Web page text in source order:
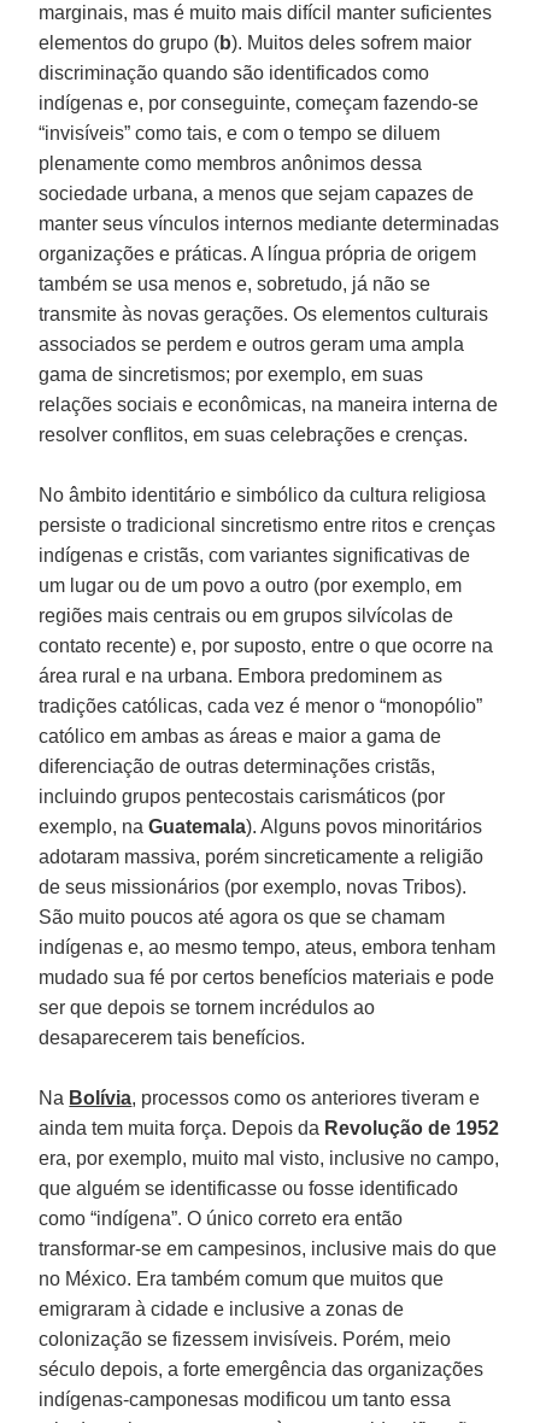
marginais, mas é muito mais difícil manter suficientes
elementos do grupo (b). Muitos deles sofrem maior
discriminação quando são identificados como
indígenas e, por conseguinte, começam fazendo-se
“invisíveis” como tais, e com o tempo se diluem
plenamente como membros anônimos dessa
sociedade urbana, a menos que sejam capazes de
manter seus vínculos internos mediante determinadas
organizações e práticas. A língua própria de origem
também se usa menos e, sobretudo, já não se
transmite às novas gerações. Os elementos culturais
associados se perdem e outros geram uma ampla
gama de sincretismos; por exemplo, em suas
relações sociais e econômicas, na maneira interna de
resolver conflitos, em suas celebrações e crenças.
No âmbito identitário e simbólico da cultura religiosa
persiste o tradicional sincretismo entre ritos e crenças
indígenas e cristãs, com variantes significativas de
um lugar ou de um povo a outro (por exemplo, em
regiões mais centrais ou em grupos silvícolas de
contato recente) e, por suposto, entre o que ocorre na
área rural e na urbana. Embora predominem as
tradições católicas, cada vez é menor o “monopólio”
católico em ambas as áreas e maior a gama de
diferenciação de outras determinações cristãs,
incluindo grupos pentecostais carismáticos (por
exemplo, naGuatemala). Alguns povos minoritários
adotaram massiva, porém sincreticamente a religião
de seus missionários (por exemplo, novas Tribos).
São muito poucos até agora os que se chamam
indígenas e, ao mesmo tempo, ateus, embora tenham
mudado sua fé por certos benefícios materiais e pode
ser que depois se tornem incrédulos ao
desaparecerem tais benefícios.
Na Bolívia, processos como os anteriores tiveram e
ainda tem muita força. Depois da Revolução de 1952
era, por exemplo, muito mal visto, inclusive no campo,
que alguém se identificasse ou fosse identificado
como “indígena”. O único correto era então
transformar-se em campesinos, inclusive mais do que
no México. Era também comum que muitos que
emigraram à cidade e inclusive a zonas de
colonização se fizessem invisíveis. Porém, meio
século depois, a forte emergência das organizações
indígenas-camponesas modificou um tanto essa